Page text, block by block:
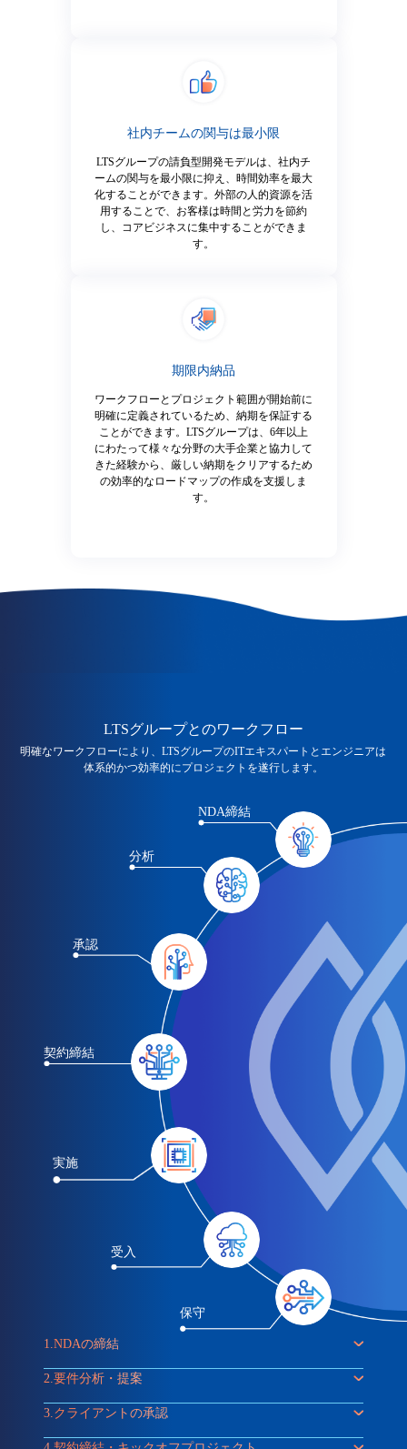
社内チームの関与は最小限
LTSグループの請負型開発モデルは、社内チ
ームの関与を最小限に抑え、時間効率を最大
化することができます。外部の人的資源を活
用することで、お客様は時間と労力を節約
し、コアビジネスに集中することができま
す。
期限内納品
ワークフローとプロジェクト範囲が開始前に
明確に定義されているため、納期を保証する
ことができます。LTSグループは、6年以上
にわたって様々な分野の大手企業と協力して
きた経験から、厳しい納期をクリアするため
の効率的なロードマップの作成を支援しま
す。
LTSグループとのワークフロー
明確なワークフローにより、LTSグループのITエキスパートとエンジニアは
体系的かつ効率的にプロジェクトを遂行します。
1. NDAの締結
2. 要件分析・提案
3. クライアントの承認
NDA締結
分析
承認
契約締結
実施
受入
保守